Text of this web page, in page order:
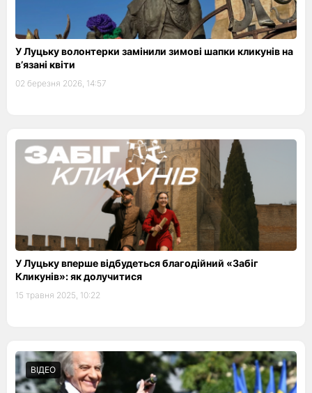
У Луцьку волонтерки замінили зимові шапки кликунів на
в’язані квіти
02 березня 2026, 14:57
У Луцьку вперше відбудеться благодійний «Забіг
Кликунів»: як долучитися
15 травня 2025, 10:22
ВІДЕО